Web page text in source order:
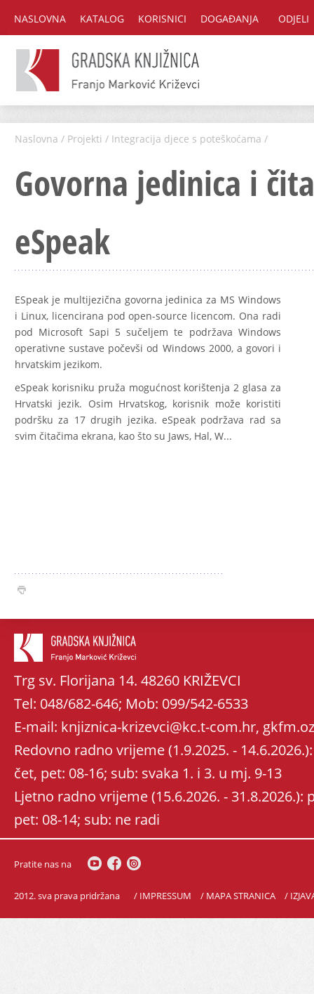
NASLOVNA KATALOG KORISNICI DOGAĐANJA ODJELI
Naslovna / Projekti / Integracija djece s poteškoćama /
Govorna jedinica i
eSpeak
ESpeak je multijezična govorna jedinica za MS Windows
i Linux, licencirana pod open-source licencom. Ona radi
pod Microsoft Sapi 5 sučeljem te podržava Windows
operativne sustave počevši od Windows 2000, a govori i
hrvatskim jezikom.
eSpeak korisniku pruža mogućnost korištenja 2 glasa za
Hrvatski jezik. Osim Hrvatskog, korisnik može koristiti
podršku za 17 drugih jezika. eSpeak podržava rad sa
svim čitačima ekrana, kao što su Jaws, Hal, W...
Trg sv. Florijana 14. 48260 KRIŽEVCI
Tel: 048/682-646; Mob: 099/542-6533
E-mail: knjiznica-krizevci@kc.t-com.hr,
Redovno radno vrijeme (1.9.2025. -
čet, pet: 08-16; sub: svaka 1. i 3. u mj. 9-13
Ljetno radno vrijeme (15.6.2026. - 31.8.2026.):
pet: 08-14; sub: ne radi
Pratite nas na
2012. sva prava pridržana / IMPRESSUM / MAPA STRANICA /